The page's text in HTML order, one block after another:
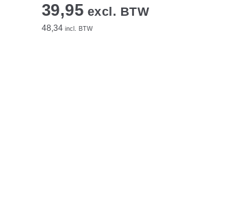
39,95 excl. BTW
48,34incl. BTW